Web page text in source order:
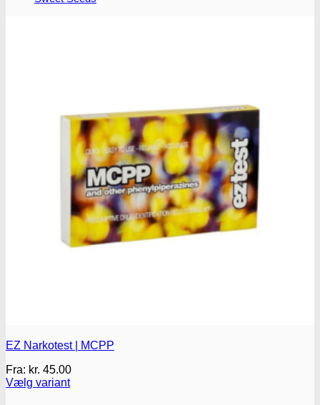
Pyramid seeds
Vision Seeds
World of Seeds
EZ Narkotest | MCPP
Fra: kr. 45.00
Vælg variant